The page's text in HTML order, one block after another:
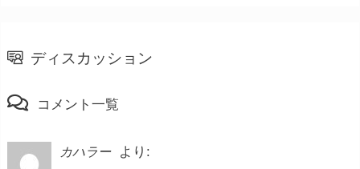
ディスカッション
コメント一覧
カハラー より: